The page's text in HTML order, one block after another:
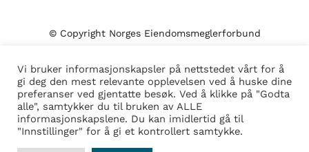
© Copyright Norges Eiendomsmeglerforbund
Personvern og cookies
Administrer samtykke
Design/Utvikling avFortress
Vi bruker informasjonskapsler på nettstedet vårt for å
gi deg den mest relevante opplevelsen ved å huske dine
preferanser ved gjentatte besøk. Ved å klikke på "Godta
alle", samtykker du til bruken av ALLE
informasjonskapslene. Du kan imidlertid gå til
"Innstillinger" for å gi et kontrollert samtykke.